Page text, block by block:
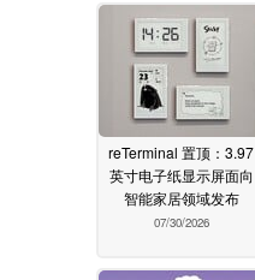
reTerminal 置顶：3.97
英寸电子纸显示屏面向
智能家居领域发布
07/30/2026